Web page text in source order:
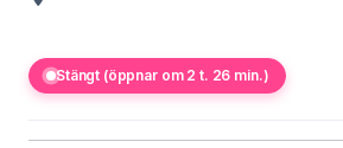
Stängt (öppnar om 2 t. 26 min.)